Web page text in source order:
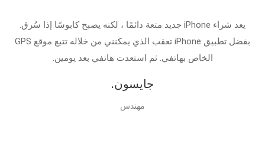
يعد شراء iPhone جديد متعة دائمًا ، لكنه يصبح كابوسًا إذا سُرق.
بفضل تطبيق iPhone تعقب الذي يمكنني من خلاله تتبع موقع GPS
الخاص بهاتفي. ثم استعدت هاتفي بعد يومين.
جايسون.
مهندس